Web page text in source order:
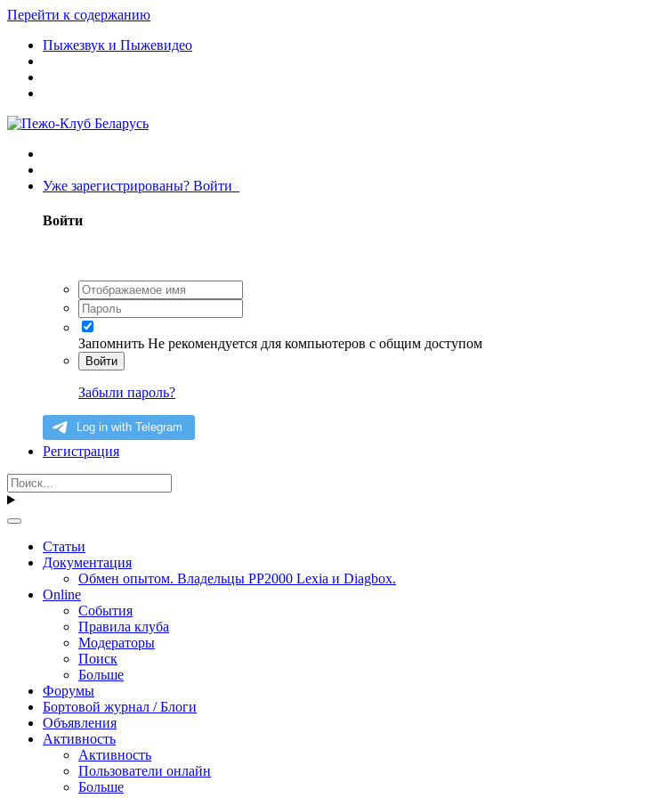
Перейти к содержанию
Пыжезвук и Пыжевидео
Уже зарегистрированы? Войти
Войти
Запомнить Не рекомендуется для компьютеров с общим доступом
Войти
Забыли пароль?
Регистрация
Статьи
Документация
Обмен опытом. Владельцы PP2000 Lexia и Diagbox.
Online
События
Правила клуба
Модераторы
Поиск
Больше
Форумы
Бортовой журнал / Блоги
Объявления
Активность
Активность
Пользователи онлайн
Больше